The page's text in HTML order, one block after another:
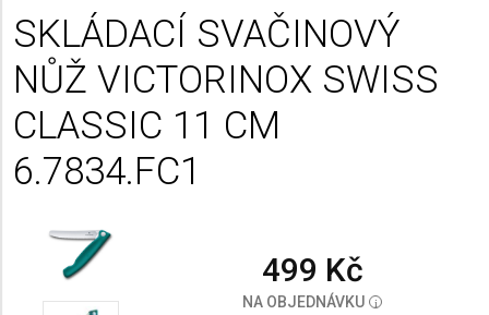
SKLÁDACÍ SVAČINOVÝ
NŮŽ VICTORINOX SWISS
CLASSIC 11 CM
6.7834.FC1
499 Kč
NA OBJEDNÁVKU i